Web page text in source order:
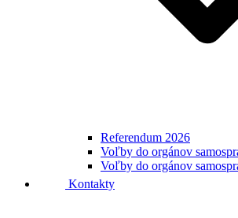
Referendum 2026
Voľby do orgánov
Voľby do orgánov
Kontakty